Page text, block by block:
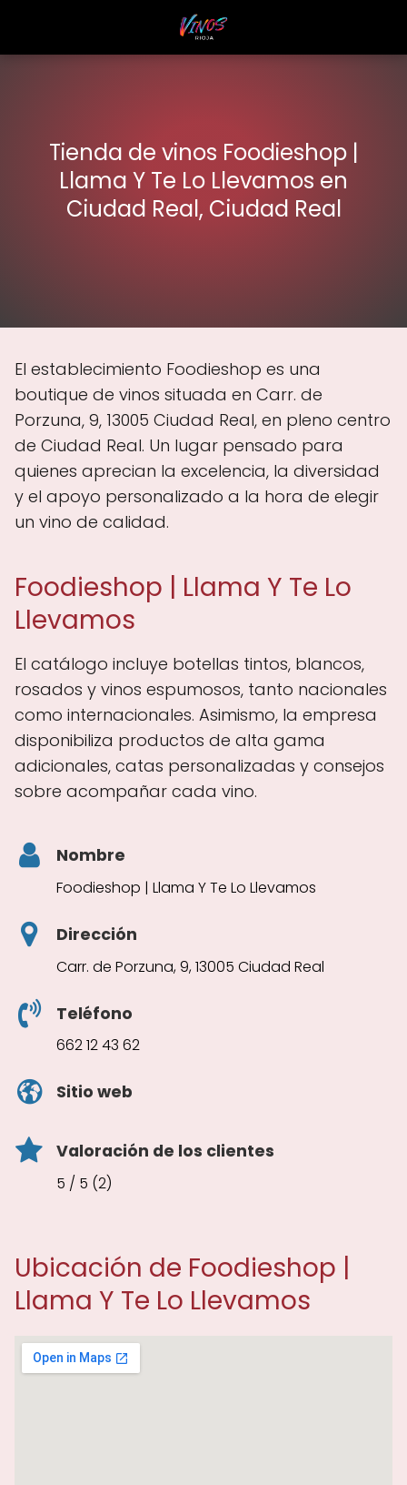
Tienda de vinos Foodieshop |
Llama Y Te Lo Llevamos en
Ciudad Real, Ciudad Real
El establecimiento Foodieshop es una
boutique de vinos situada en Carr. de
Porzuna, 9, 13005 Ciudad Real, en pleno centro
de Ciudad Real. Un lugar pensado para
quienes aprecian la excelencia, la diversidad
y el apoyo personalizado a la hora de elegir
un vino de calidad.
Foodieshop | Llama Y Te Lo
Llevamos
El catálogo incluye botellas tintos, blancos,
rosados y vinos espumosos, tanto nacionales
como internacionales. Asimismo, la empresa
disponibiliza productos de alta gama
adicionales, catas personalizadas y consejos
sobre acompañar cada vino.
Nombre
Foodieshop | Llama Y Te Lo Llevamos
Dirección
Carr. de Porzuna, 9, 13005 Ciudad Real
Teléfono
662 12 43 62
Sitio web
Valoración de los clientes
5 / 5 (2)
Ubicación de Foodieshop |
Llama Y Te Lo Llevamos